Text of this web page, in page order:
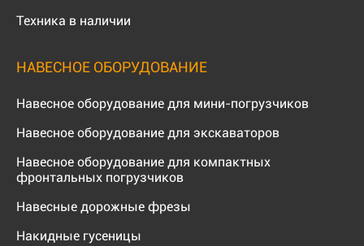
Техника в наличии
НАВЕСНОЕ ОБОРУДОВАНИЕ
Навесное оборудование для мини-погрузчиков
Навесное оборудование для экскаваторов
Навесное оборудование для компактных
фронтальных погрузчиков
Навесные дорожные фрезы
Накидные гусеницы